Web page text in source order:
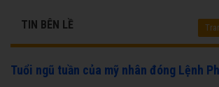
TIN BÊN LỀ
Tuổi ngũ tuần của mỹ nhân đóng Lệnh